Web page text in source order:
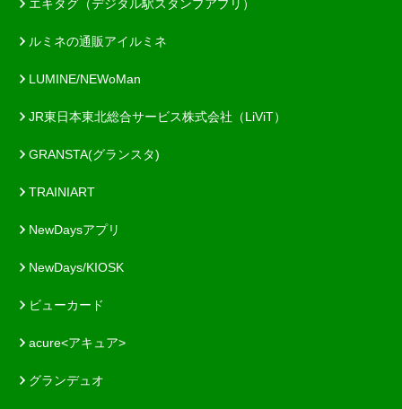
エキタグ（デジタル駅スタンプアプリ）
ルミネの通販アイルミネ
LUMINE/NEWoMan
JR東日本東北総合サービス株式会社（LiViT）
GRANSTA(グランスタ)
TRAINIART
NewDaysアプリ
NewDays/KIOSK
ビューカード
acure<アキュア>
グランデュオ